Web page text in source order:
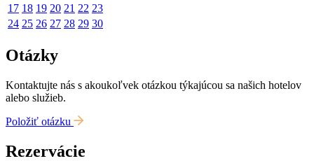
17 18 19 20 21 22 23
24 25 26 27 28 29 30
Otázky
Kontaktujte nás s akoukoľvek otázkou týkajúcou sa našich hotelov
alebo služieb.
Položiť otázku
Rezervácie